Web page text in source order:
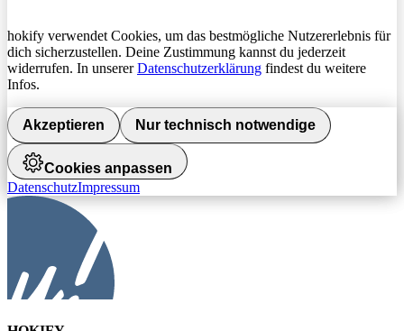
hokify verwendet Cookies, um das bestmögliche Nutzererlebnis für
dich sicherzustellen. Deine Zustimmung kannst du jederzeit
widerrufen. In unsererDatenschutzerklärung findest du weitere
Infos.
Akzeptieren Nur technisch notwendige
Cookies anpassen
DatenschutzImpressum